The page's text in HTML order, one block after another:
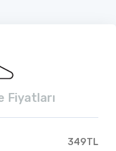
Fiyatları
349TL